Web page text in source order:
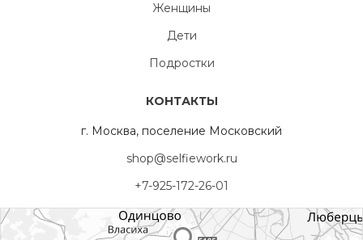
Женщины
Дети
Подростки
КОНТАКТЫ
г. Москва, поселение Московский
shop@selfiework.ru
+7-925-172-26-01